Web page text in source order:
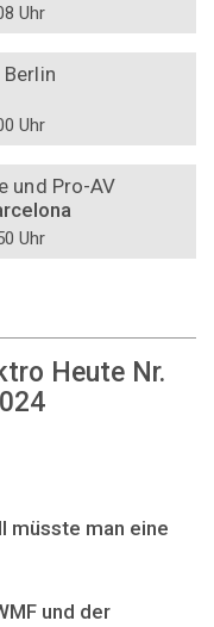
Uhr
Berlin
Uhr
und Pro-AV
Uhr
Heute Nr.
müsste man eine
und der